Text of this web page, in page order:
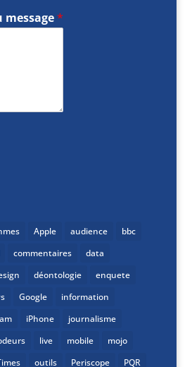
message*
Apple audience
bbc
commentaires
data
déontologie
enquete
Google
information
iPhone
journalisme
live mobile
mojo
outils Periscope PQR